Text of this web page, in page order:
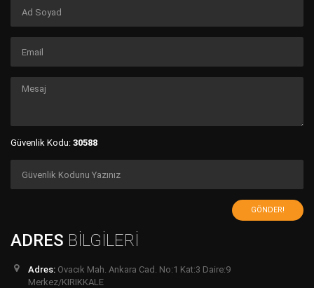
Güvenlik Kodu: 30588
GÖNDER!
ADRES BİLGİLERİ
Adres: Ovacık Mah. Ankara Cad. No:1 Kat:3 Daire:9
Merkez/KIRIKKALE